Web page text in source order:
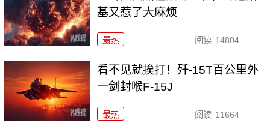
基又惹了大麻烦
最热 阅读 14804
看不见就挨打！歼-15T百公里外
一剑封喉F-15J
最热 阅读 11664